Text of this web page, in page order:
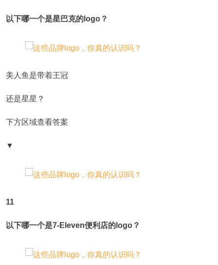
以下哪一个是星巴克的logo？
美人鱼是带着王冠
还是星星？
下方区域查看答案
▼
11
以下哪一个是7-Eleven便利店的logo？